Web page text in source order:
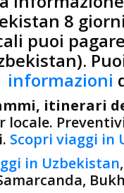
8
puoi
informazioni
itinerari
locale.
Scopri viaggi in
in Uzbekistan